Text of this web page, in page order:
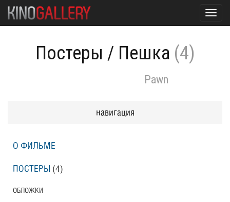
Постеры / Пешка (4)
Pawn
навигация
О ФИЛЬМЕ
ПОСТЕРЫ (4)
ОБЛОЖКИ